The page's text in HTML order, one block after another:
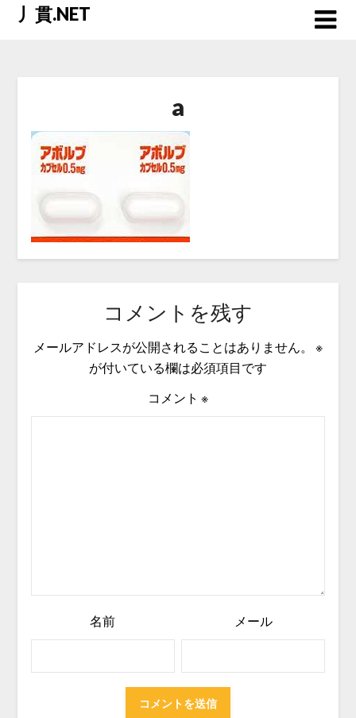
Skip丿貫.NET
a
コメントを残す
メールアドレスが公開されることはありません。
※
が付いている欄は必須項目です
コメント ※
名前 メール